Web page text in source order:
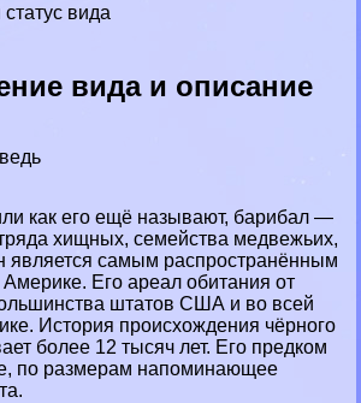
вида
вида и описание
как его ещё называют, барибал —
хищных, семейства медвежьих,
является самым распространённым
Его ареал обитания от
штатов США и во всей
История происхождения чёрного
более 12 тысяч лет. Его предком
по размерам напоминающее
.